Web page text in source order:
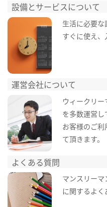
設備とサービスについて
生活に必要
すぐに使え、
運営会社について
ウィークリ
を多数運営し
お客様のご
て頂きます。
よくある質問
マンスリー
に関するよく